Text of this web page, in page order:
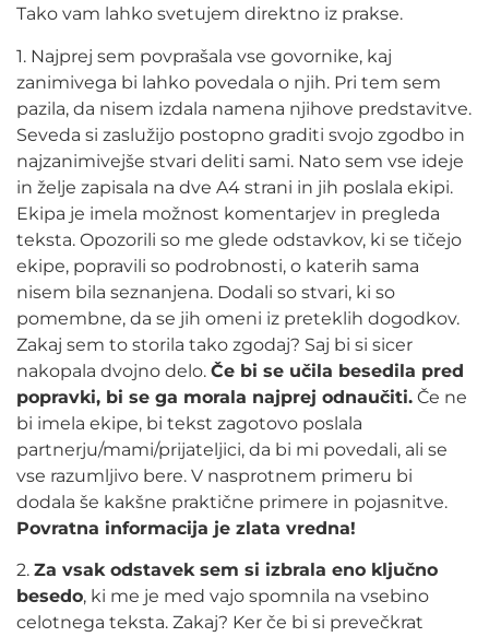
Tako vam lahko svetujem direktno iz prakse.
1. Najprej sem povprašala vse govornike, kaj
zanimivega bi lahko povedala o njih. Pri tem sem
pazila, da nisem izdala namena njihove predstavitve.
Seveda si zaslužijo postopno graditi svojo zgodbo in
najzanimivejše stvari deliti sami. Nato sem vse ideje
in želje zapisala na dve A4 strani in jih poslala ekipi.
Ekipa je imela možnost komentarjev in pregleda
teksta. Opozorili so me glede odstavkov, ki se tičejo
ekipe, popravili so podrobnosti, o katerih sama
nisem bila seznanjena. Dodali so stvari, ki so
pomembne, da se jih omeni iz preteklih dogodkov.
Zakaj sem to storila tako zgodaj? Saj bi si sicer
nakopala dvojno delo. Če bi se učila besedila pred
popravki, bi se ga morala najprej odnaučiti. Če ne
bi imela ekipe, bi tekst zagotovo poslala
partnerju/mami/prijateljici, da bi mi povedali, ali se
vse razumljivo bere. V nasprotnem primeru bi
dodala še kakšne praktične primere in pojasnitve.
Povratna informacija je zlata vredna!
2. Za vsak odstavek sem si izbrala eno ključno
besedo, ki me je med vajo spomnila na vsebino
celotnega teksta. Zakaj? Ker če bi si prevečkrat